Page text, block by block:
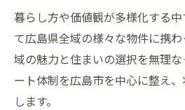
暮らし方や価値観が多様化する
て広島県全域の様々な物件に携
域の魅力と住まいの選択を無理
ート体制を広島市を中心に整え
します。